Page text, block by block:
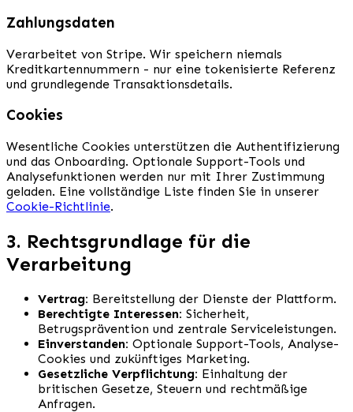
Zahlungsdaten
Verarbeitet von Stripe. Wir speichern niemals
Kreditkartennummern - nur eine tokenisierte Referenz
und grundlegende Transaktionsdetails.
Cookies
Wesentliche Cookies unterstützen die Authentifizierung
und das Onboarding. Optionale Support-Tools und
Analysefunktionen werden nur mit Ihrer Zustimmung
geladen. Eine vollständige Liste finden Sie in unserer
Cookie-Richtlinie.
3. Rechtsgrundlage für die
Verarbeitung
Vertrag: Bereitstellung der Dienste der Plattform.
Berechtigte Interessen: Sicherheit,
Betrugsprävention und zentrale Serviceleistungen.
Einverstanden: Optionale Support-Tools, Analyse-
Cookies und zukünftiges Marketing.
Gesetzliche Verpflichtung: Einhaltung der
britischen Gesetze, Steuern und rechtmäßige
Anfragen.